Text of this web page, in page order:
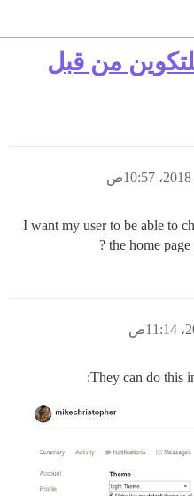
من قبل
I want my user to be able to
the home page
They can do this